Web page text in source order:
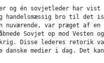
og én sovjetleder har
handelsmæssig bro til det
nuværende, var præget af
Sovjet op mod Vesten
Disse lederes retorik
danske medier i dag. Det